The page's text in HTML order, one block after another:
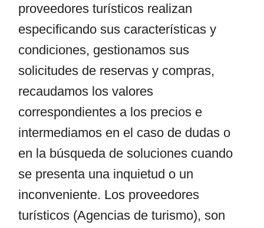
proveedores turísticos realizan
especificando sus características y
condiciones, gestionamos sus
solicitudes de reservas y compras,
recaudamos los valores
correspondientes a los precios e
intermediamos en el caso de dudas o
en la búsqueda de soluciones cuando
se presenta una inquietud o un
inconveniente. Los proveedores
turísticos (Agencias de turismo), son